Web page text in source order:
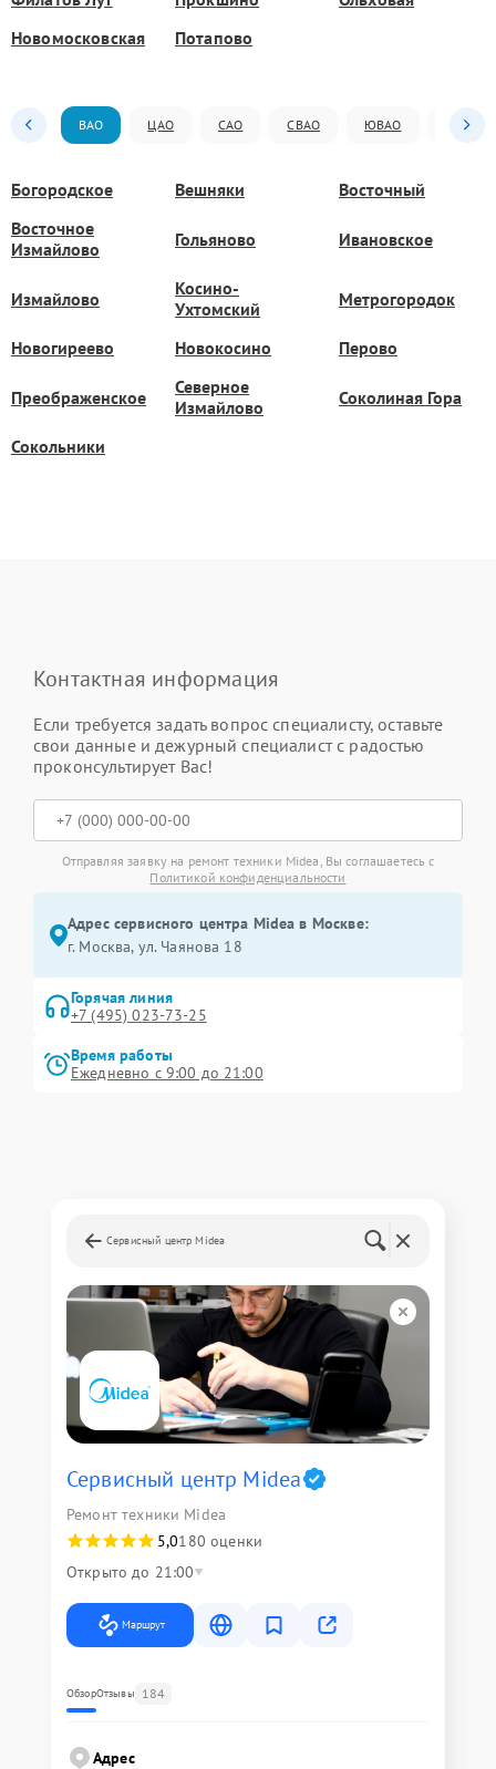
Новомосковская
Потапово
ВАО ЦАО САО СВАО ЮВАО ЮАО
Богородское Вешняки
Восточный
Восточное
Измайлово
Гольяново Ивановское
Измайлово
Косино-
Ухтомский
Метрогородок
Новогиреево Новокосино Перово
Преображенское
Северное
Измайлово
Соколиная Гора
Сокольники
Контактная информация
Если требуется задать вопрос специалисту, оставьте
свои данные и дежурный специалист с радостью
проконсультирует Вас!
Отправляя заявку на ремонт техники Midea, Вы соглашаетесь с
Политикой конфиденциальности
Адрес сервисного центра Midea в Москве:
г. Москва, ул. Чаянова 18
Горячая линия
+7 (495) 023-73-25
Время работы
Ежедневно с 9:00 до 21:00
Сервисный центр Midea
Сервисный центр Midea
Ремонт техники Midea
5,0180 оценки
Открыто до 21:00
Маршрут
ОбзорОтзывы 184
Адрес